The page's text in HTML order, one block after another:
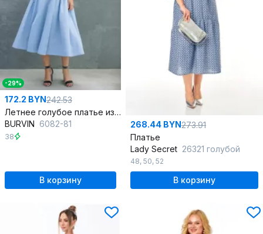
-29%
172.2 BYN242.53
Летнее голубое платье из текстиля и хлопка для повседневных стилей
BURVIN 6082-81
38
В корзину
268.44 BYN273.91
Платье
Lady Secret 26321 голубой
48, 50, 52
В корзину